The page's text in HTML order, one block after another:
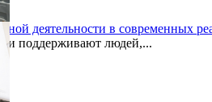
деятельности в современных
поддерживают людей,...